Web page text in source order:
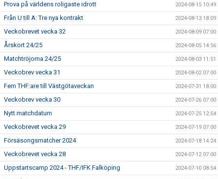
Prova på världens roligaste idrott 2024-08-15 10:49
Från U till A: Tre nya kontrakt 2024-08-13 18:09
Veckobrevet vecka 32 2024-08-09 07:00
Årskort 24/25 2024-08-05 14:56
Matchtröjorna 24/25 2024-08-03 11:51
Veckobrev vecka 31 2024-08-02 07:00
Fem THF:are till Västgötaveckan 2024-07-31 18:00
Veckobrev vecka 30 2024-07-26 07:00
Nytt matchdatum 2024-07-25 12:54
Veckobrevet vecka 29 2024-07-19 07:00
Försäsongsmatcher 2024 2024-07-18 14:24
Veckobrevet vecka 28 2024-07-12 07:00
Uppstartscamp 2024 - THF/IFK Falköping 2024-07-10 08:54